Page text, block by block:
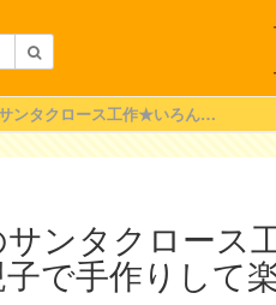
クリスマスのサンタクロース工作★いろんなサンタさんを親子で手作りして楽しみましょう！
ンタクロース
で手作りして